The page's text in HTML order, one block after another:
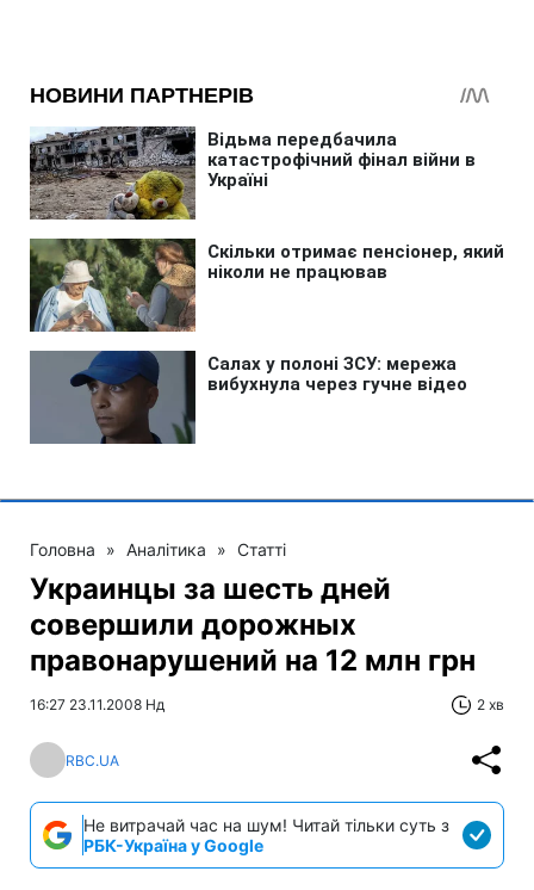
Головна » Аналітика » Статті
Украинцы за шесть дней
совершили дорожных
правонарушений на 12 млн грн
16:27 23.11.2008 Нд 2 хв
RBC.UA
Не витрачай час на шум! Читай тільки суть з
РБК-Україна у Google